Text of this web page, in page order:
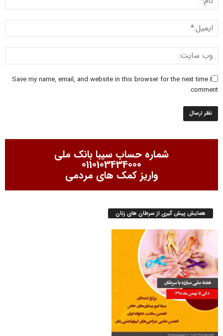
Save my name, email, and website in this browser for the next time I
comment.
شماره حساب سیبا بانک ملی
0110103434000
واریز کمک های مردمی
همایش پیش گیری از سرطان های زنان